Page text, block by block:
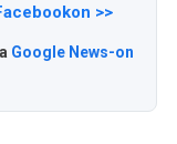
>>
Google News-on